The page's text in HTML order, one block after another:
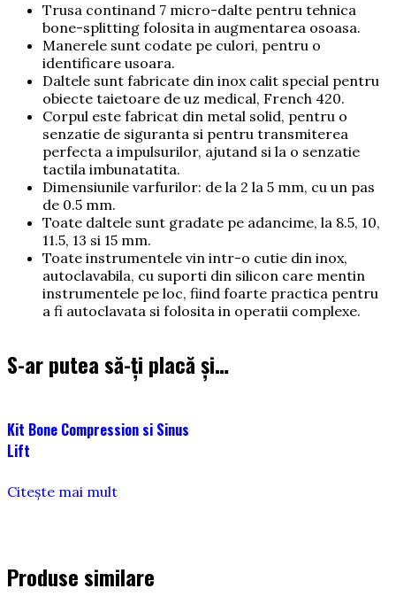
Trusa continand 7 micro-dalte pentru tehnica
bone-splitting folosita in augmentarea osoasa.
Manerele sunt codate pe culori, pentru o
identificare usoara.
Daltele sunt fabricate din inox calit special pentru
obiecte taietoare de uz medical, French 420.
Corpul este fabricat din metal solid, pentru o
senzatie de siguranta si pentru transmiterea
perfecta a impulsurilor, ajutand si la o senzatie
tactila imbunatatita.
Dimensiunile varfurilor: de la 2 la 5 mm, cu un pas
de 0.5 mm.
Toate daltele sunt gradate pe adancime, la 8.5, 10,
11.5, 13 si 15 mm.
Toate instrumentele vin intr-o cutie din inox,
autoclavabila, cu suporti din silicon care mentin
instrumentele pe loc, fiind foarte practica pentru
a fi autoclavata si folosita in operatii complexe.
S-ar putea să-ți placă și…
Kit Bone Compression si Sinus
Lift
Citește mai mult
Produse similare